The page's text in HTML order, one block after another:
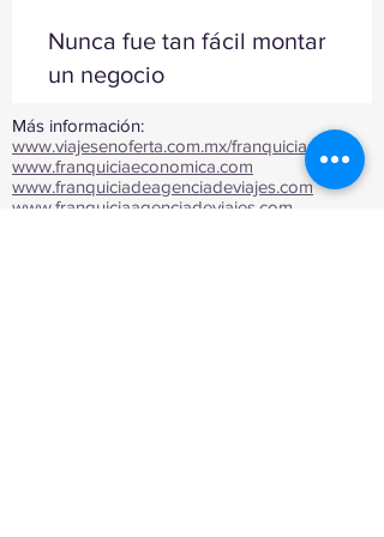
Nunca fue tan fácil montar
un negocio
Más información:
www.viajesenoferta.com.mx/franquicias
www.franquiciaeconomica.com
www.franquiciadeagenciadeviajes.com
www.franquiciaagenciadeviajes.com